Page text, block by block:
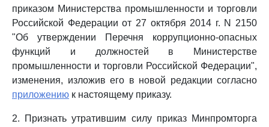
приказом Министерства промышленности и торговли
Российской Федерации от 27 октября 2014 г. N 2150
"Об утверждении Перечня коррупционно-опасных
функций и должностей в Министерстве
промышленности и торговли Российской Федерации",
изменения, изложив его в новой редакции согласно
приложению к настоящему приказу.
2. Признать утратившим силу приказ Минпромторга